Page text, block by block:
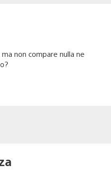
non compare nulla ne